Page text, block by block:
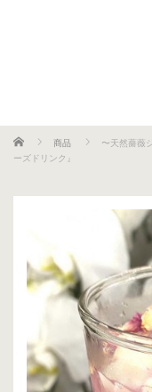
ホーム 商品
〜天然薔薇
ーズドリンク』